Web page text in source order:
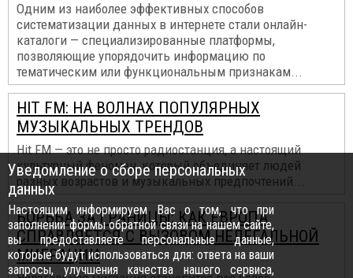
Одним из наиболее эффективных способов
систематизации данных в интернете стали онлайн-
каталоги — специализированные платформы,
позволяющие упорядочить информацию по
тематическим или функциональным признакам...
HIT FM: НА ВОЛНАХ ПОПУЛЯРНЫХ
МУЗЫКАЛЬНЫХ ТРЕНДОВ
Hit FM — это не просто радиостанция, а настоящий
культурный феномен, который объединяет людей
разных возрастов и музыкальных предпочтений...
БОРЬБА ЗА ГРАНИЦЫ: КАК ЕВРОПА
СПРАВЛЯЕТСЯ С ВЫЗОВОМ НЕЛЕГАЛЬНОЙ
МИГРАЦИИ
Уведомление о сборе персональных
данных
Настоящим информируем Вас о том, что при
заполнении формы обратной связи на нашем сайте,
вы предоставляете персональные данные,
которые будут использоваться для: ответа на ваши
запросы, улучшения качества нашего сервиса,